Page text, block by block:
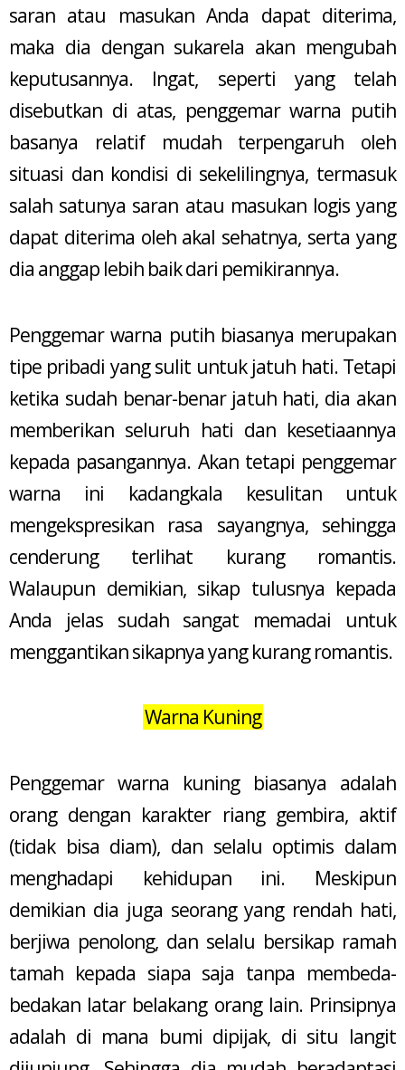
saran atau masukan Anda dapat diterima,
maka dia dengan sukarela akan mengubah
keputusannya. Ingat, seperti yang telah
disebutkan di atas, penggemar warna putih
basanya relatif mudah terpengaruh oleh
situasi dan kondisi di sekelilingnya, termasuk
salah satunya saran atau masukan logis yang
dapat diterima oleh akal sehatnya, serta yang
dia anggap lebih baik dari pemikirannya.
Penggemar warna putih biasanya merupakan
tipe pribadi yang sulit untuk jatuh hati. Tetapi
ketika sudah benar-benar jatuh hati, dia akan
memberikan seluruh hati dan kesetiaannya
kepada pasangannya. Akan tetapi penggemar
warna ini kadangkala kesulitan untuk
mengekspresikan rasa sayangnya, sehingga
cenderung terlihat kurang romantis.
Walaupun demikian, sikap tulusnya kepada
Anda jelas sudah sangat memadai untuk
menggantikan sikapnya yang kurang romantis.
Warna Kuning
Penggemar warna kuning biasanya adalah
orang dengan karakter riang gembira, aktif
(tidak bisa diam), dan selalu optimis dalam
menghadapi kehidupan ini. Meskipun
demikian dia juga seorang yang rendah hati,
berjiwa penolong, dan selalu bersikap ramah
tamah kepada siapa saja tanpa membeda-
bedakan latar belakang orang lain. Prinsipnya
adalah di mana bumi dipijak, di situ langit